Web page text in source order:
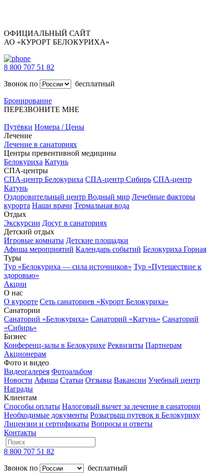
ОФИЦИАЛЬНЫЙ САЙТ
АО «КУРОРТ БЕЛОКУРИХА»
8 800 707 51 82
Звонок по
бесплатный
Бронирование
ПЕРЕЗВОНИТЕ МНЕ
Путёвки Номера / Цены
Лечение
Лечение в санаториях
Центры превентивной медицины
Белокуриха Катунь
СПА-центры
СПА-центр Белокуриха СПА-центр Сибирь СПА-центр
Катунь
Оздоровительный центр Водный мир Лечебные факторы
курорта Наши врачи Термальная вода
Отдых
Экскурсии Досуг в санаториях
Детский отдых
Игровые комнаты Детские площадки
Афиша мероприятий Календарь событий Белокуриха Горная
Туры
Тур «Белокуриха — сила источников» Тур «Путешествие к
здоровью»
Акции
О нас
О курорте Сеть санаториев «Курорт Белокуриха»
Санатории
Санаторий «Белокуриха» Санаторий «Катунь» Санаторий
«Сибирь»
Бизнес
Конференц-залы в Белокурихе Реквизиты Партнерам
Акционерам
Фото и видео
Видеогалерея Фотоальбом
Новости Афиша Статьи Отзывы Вакансии Учебный центр
Награды
Клиентам
Способы оплаты Налоговый вычет за лечение в санатории
Необходимые документы Розыгрыш путевок в Белокуриху
Лицензии и сертификаты Вопросы и ответы
Контакты
8 800 707 51 82
Звонок по
бесплатный